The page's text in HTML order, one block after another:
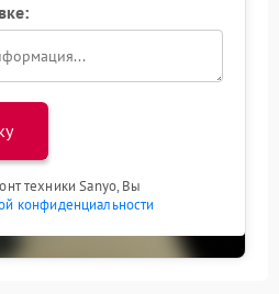
техники Sanyo, Вы
конфиденциальности